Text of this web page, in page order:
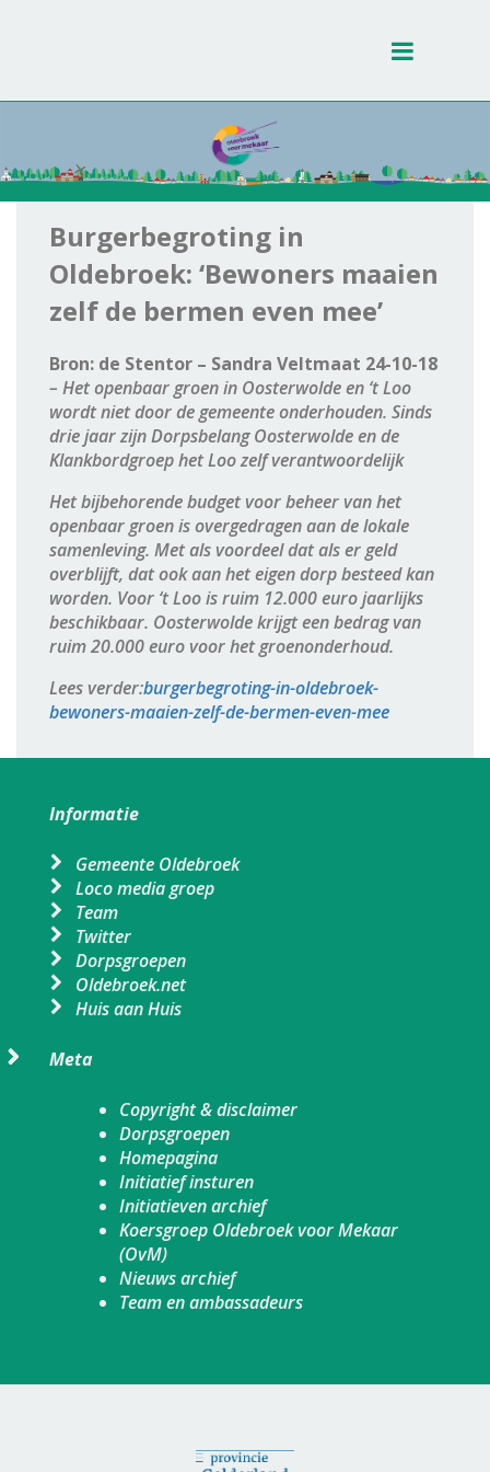
Toggle
Burgerbegroting in
Oldebroek: ‘Bewoners maaien
zelf de bermen even mee’
Bron: de Stentor – Sandra Veltmaat 24-10-18
– Het openbaar groen in Oosterwolde en ‘t Loo
wordt niet door de gemeente onderhouden. Sinds
drie jaar zijn Dorpsbelang Oosterwolde en de
Klankbordgroep het Loo zelf verantwoordelijk
Het bijbehorende budget voor beheer van het
openbaar groen is overgedragen aan de lokale
samenleving. Met als voordeel dat als er geld
overblijft, dat ook aan het eigen dorp besteed kan
worden. Voor ‘t Loo is ruim 12.000 euro jaarlijks
beschikbaar. Oosterwolde krijgt een bedrag van
ruim 20.000 euro voor het groenonderhoud.
Lees verder:burgerbegroting-in-oldebroek-
bewoners-maaien-zelf-de-bermen-even-mee
Informatie
Gemeente Oldebroek
Loco media groep
Team
Twitter
Dorpsgroepen
Oldebroek.net
Huis aan Huis
Meta
Copyright & disclaimer
Dorpsgroepen
Homepagina
Initiatief insturen
Initiatieven archief
Koersgroep Oldebroek voor Mekaar
(OvM)
Nieuws archief
Team en ambassadeurs